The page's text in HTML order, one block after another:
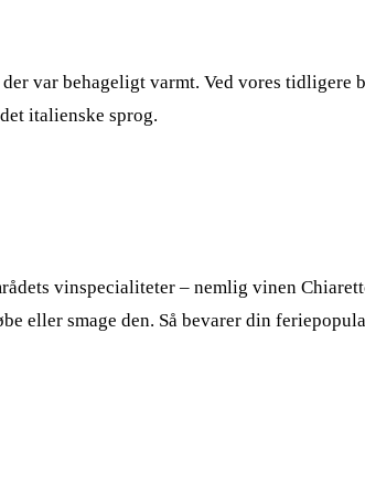
var behageligt varmt. Ved vores tidligere
italienske sprog.
vinspecialiteter – nemlig vinen
eller smage den. Så bevarer din